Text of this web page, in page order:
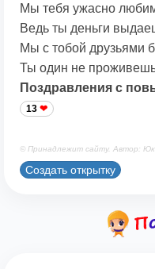
Мы тебя ужасно
Ведь ты деньги
Мы с тобой друзьями
Ты один не
Поздравления с
13
© Принадлежит сайту. Автор:
Создать открытку